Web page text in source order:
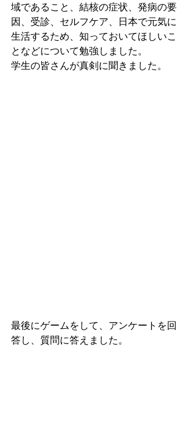
域であること、結核の症状、発病の要
因、受診、セルフケア、日本で元気に
生活するため、知っておいてほしいこ
となどについて勉強しました。
学生の皆さんが真剣に聞きました。
最後にゲームをして、アンケートを回
答し、質問に答えました。